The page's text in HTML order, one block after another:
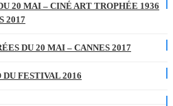
20 MAI – CINÉ ART TROPHÉE 1936
2017
DU 20 MAI – CANNES 2017
FESTIVAL 2016